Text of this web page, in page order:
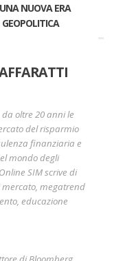
NUOVA ERA
GEOPOLITICA
oltre 20 anni le
del risparmio
finanziaria e
mondo degli
SIM scrive di
mercato, megatrend
educazione